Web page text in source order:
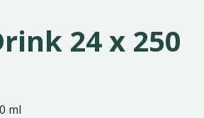
24 x 250
ml